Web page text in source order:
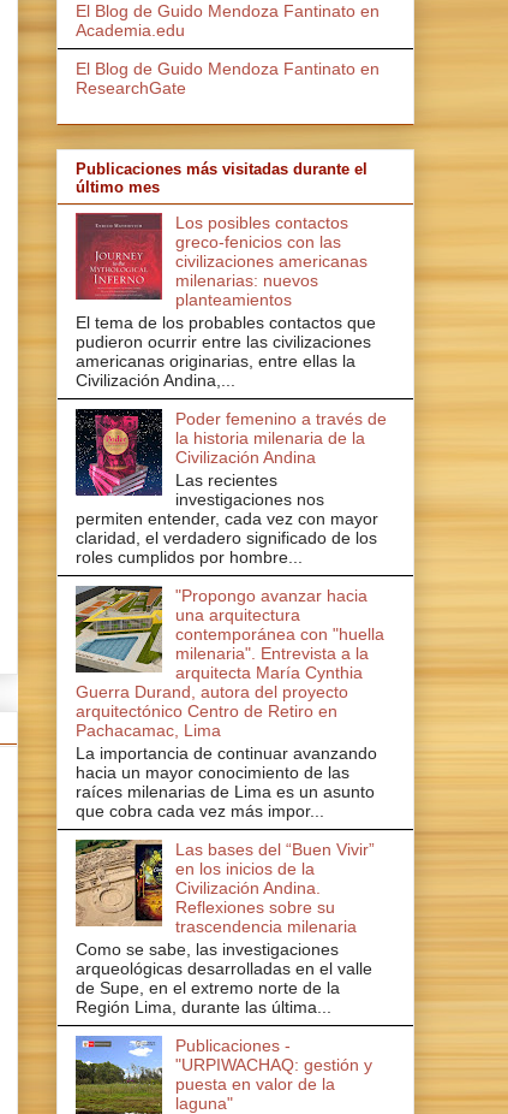
El Blog de Guido Mendoza Fantinato en
Academia.edu
El Blog de Guido Mendoza Fantinato en
ResearchGate
Publicaciones más visitadas durante el
último mes
Los posibles contactos
greco-fenicios con las
civilizaciones americanas
milenarias: nuevos
planteamientos
El tema de los probables contactos que
pudieron ocurrir entre las civilizaciones
americanas originarias, entre ellas la
Civilización Andina,...
Poder femenino a través de
la historia milenaria de la
Civilización Andina
Las recientes
investigaciones nos
permiten entender, cada vez con mayor
claridad, el verdadero significado de los
roles cumplidos por hombre...
"Propongo avanzar hacia
una arquitectura
contemporánea con "huella
milenaria". Entrevista a la
arquitecta María Cynthia
Guerra Durand, autora del proyecto
arquitectónico Centro de Retiro en
Pachacamac, Lima
La importancia de continuar avanzando
hacia un mayor conocimiento de las
raíces milenarias de Lima es un asunto
que cobra cada vez más impor...
Las bases del “Buen Vivir”
en los inicios de la
Civilización Andina.
Reflexiones sobre su
trascendencia milenaria
Como se sabe, las investigaciones
arqueológicas desarrolladas en el valle
de Supe, en el extremo norte de la
Región Lima, durante las última...
Publicaciones -
"URPIWACHAQ: gestión y
puesta en valor de la
laguna"